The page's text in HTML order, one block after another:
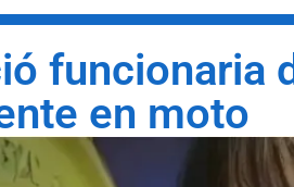
funcionaria
en moto